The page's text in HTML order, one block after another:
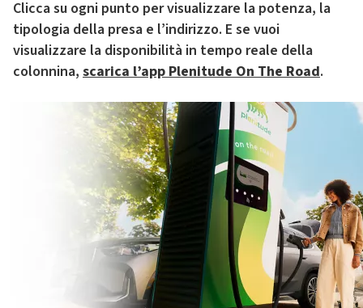
Clicca su ogni punto per visualizzare la potenza, la
tipologia della presa e l’indirizzo. E se vuoi
visualizzare la disponibilità in tempo reale della
colonnina, scarica l’app Plenitude On The Road.